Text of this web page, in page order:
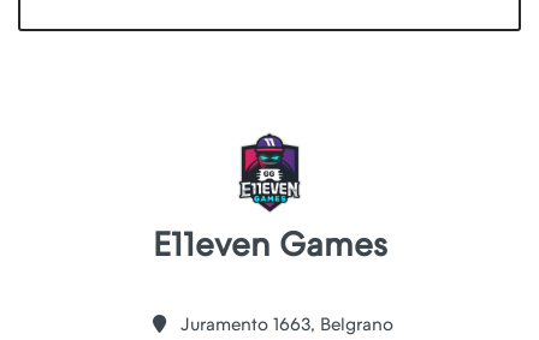
E11even Games
Juramento 1663, Belgrano